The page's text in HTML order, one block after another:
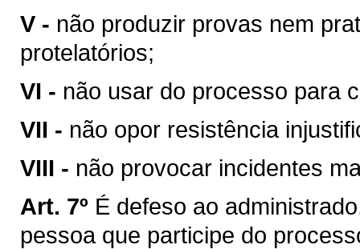
V - não produzir provas nem
protelatórios;
VI - não usar do processo para
VII - não opor resistência
VIII - não provocar incidentes
Art. 7º É defeso ao
pessoa que participe do